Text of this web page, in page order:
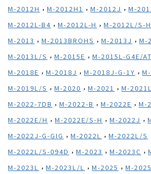
M-2012H , M-2012H1 , M-2012J , M-
M-2012L-B4 , M-2012L-H , M-2012L/S-H
M-2013 , M-2013BROHS , M-2013J , M-
M-2013L/S , M-2015E , M-2015L-G4E/
M-2018E , M-2018J , M-2018J-G-1Y ,
M-2019L/S , M-2020 , M-2021 , M-
M-2022-7DB , M-2022-B , M-2022E , M-
M-2022E/H , M-2022E/S-H , M-2022J ,
M-2022J-G-GIG , M-2022L , M-2022L/S
M-2022L/S-094D , M-2023 , M-2023C ,
M-2023L , M-2023L/L , M-2025 , M-